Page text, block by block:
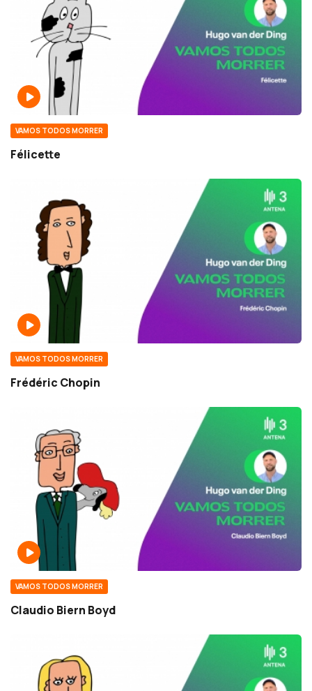
VAMOS TODOS MORRER
Félicette
VAMOS TODOS MORRER
Frédéric Chopin
VAMOS TODOS MORRER
Claudio Biern Boyd